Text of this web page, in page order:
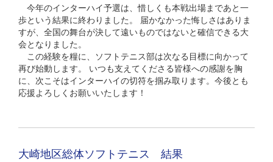
今年のインターハイ予選は、惜しくも本戦出場まであと一
歩という結果に終わりました。 届かなかった悔しさはありま
すが、全国の舞台が決して遠いものではないと確信できる大
会となりました。
この経験を糧に、ソフトテニス部は次なる目標に向かって
再び始動します。 いつも支えてくださる皆様への感謝を胸
に、次こそはインターハイの切符を掴み取ります。今後とも
応援よろしくお願いいたします！
大崎地区総体ソフトテニス 結果